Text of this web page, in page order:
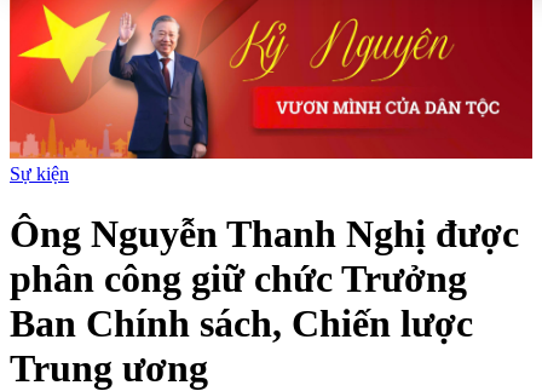
Sự kiện
Ông Nguyễn Thanh Nghị được
phân công giữ chức Trưởng
Ban Chính sách, Chiến lược
Trung ương